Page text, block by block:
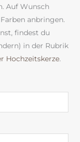
Auf Wunsch
anbringen.
findest du
in der Rubrik
Hochzeitskerze.